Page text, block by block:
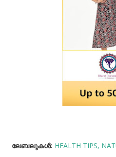
ലേബലുകള്‍: HEALTH TIPS